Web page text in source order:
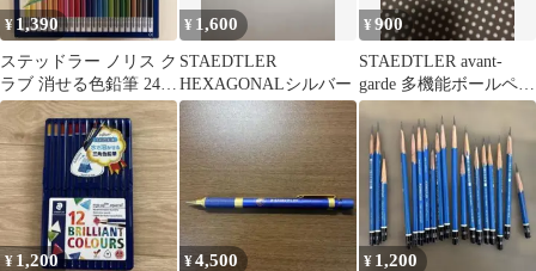
¥ 1,390
ステッドラー ノリス ク
ラブ 消せる色鉛筆 24色
セット
¥ 1,600
STAEDTLER
HEXAGONALシルバー
¥900
STAEDTLER avant-
garde 多機能ボールペン
缶ケース 入り
¥ 1,200 ¥4,500 ¥ 1,200